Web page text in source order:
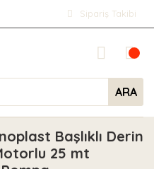
Sipariş Takibi
ARA
Başlıklı Derin
25 mt